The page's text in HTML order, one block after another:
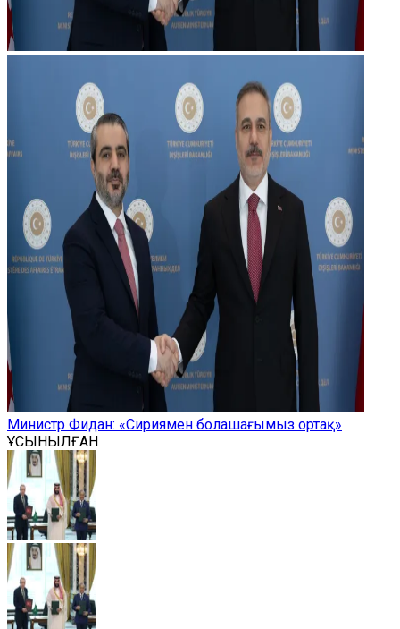
Министр Фидан: «Сириямен болашағымыз ортақ»
ҰСЫНЫЛҒАН